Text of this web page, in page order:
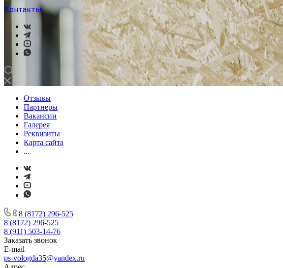
Контакты
Отзывы
Партнеры
Вакансии
Галерея
Реквизиты
Карта сайта
...
8 (8172) 296-525
8 (8172) 296-525
8 (911) 503-14-76
Заказать звонок
E-mail
ps-vologda35@yandex.ru